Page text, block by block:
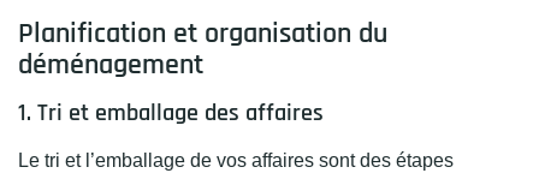
Planification et organisation du
déménagement
1. Tri et emballage des affaires
Le tri et l’emballage de vos affaires sont des étapes